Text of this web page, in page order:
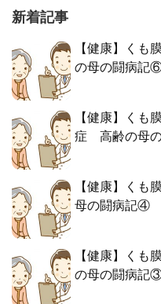
新着記事
【健康】く
の母の闘病記
【健康】く
症 高齢の母
【健康】く
母の闘病記④
【健康】くも
の母の闘病記